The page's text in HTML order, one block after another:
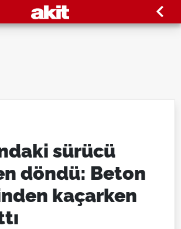
sürücü
döndü: Beton
kaçarken